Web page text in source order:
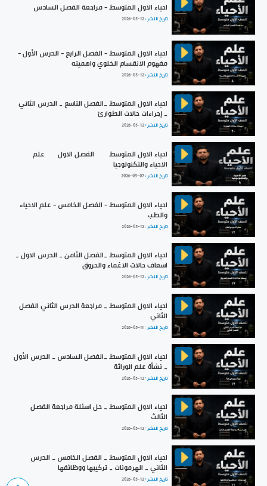
احياء الاول المتوسط - مراجعة الفصل السادس
تاريخ النشر :2026-05-12
احياء الاول المتوسط - الفصل الرابع - الدرس الأول -
مفهوم الانقسام الخلوي واهميته
تاريخ النشر :2026-05-12
احياء الاول المتوسط _الفصل التاسع _ الدرس الثاني
_ إجراءات حالات الطوارئ
تاريخ النشر :2026-05-12
احياء الاول المتوسط | الفصل الاول |علم
الاحياء والتكنولوجيا
تاريخ النشر :2026-05-07
احياء الاول المتوسط - الفصل الخامس - علم الاحياء
والطب
تاريخ النشر :2026-05-12
احياء الاول المتوسط _الفصل الثامن _ الدرس الاول _
اسعاف حالات الاغماء والحروق
تاريخ النشر :2026-05-12
احياء الاول المتوسط _ مراجعة الدرس الثاني الفصل
الثاني
تاريخ النشر : 2026-05-11
احياء الاول المتوسط _الفصل السادس _ الدرس الأول
_ نشأة علم الوراثة
تاريخ النشر :2026-05-12
احياء الاول المتوسط _ حل اسئلة مراجعة الفصل
الثالث
تاريخ النشر :2026-05-12
احياء الاول المتوسط _ الفصل الخامس _ الدرس
الثاني _ الهرمونات _ تركيبها ووظائفها
تاريخ النشر :2026-05-12